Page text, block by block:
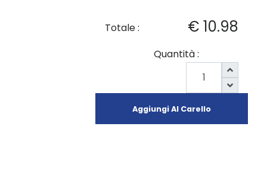
Totale : € 10.98
Quantità :
Aggiungi Al Carello